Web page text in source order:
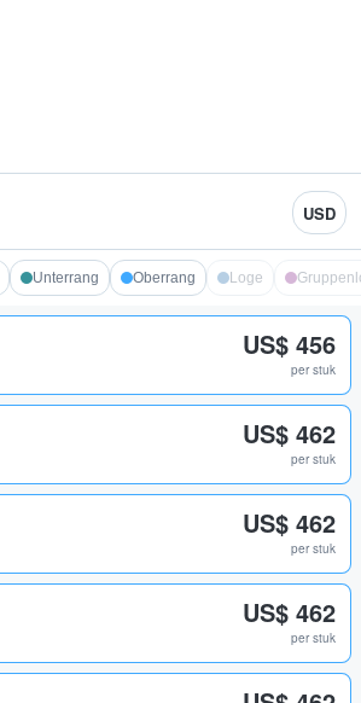
USD
Unterrang Oberrang Loge
US$ 456
per stuk
US$ 462
per stuk
US$ 462
per stuk
US$ 462
per stuk